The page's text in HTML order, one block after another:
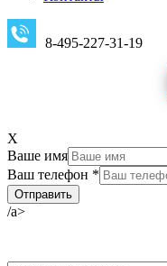
8-495-227-31-19
X
Ваше имя
Ваш телефон *
/a>